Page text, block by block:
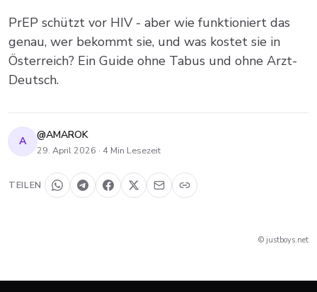
PrEP schützt vor HIV - aber wie funktioniert das
genau, wer bekommt sie, und was kostet sie in
Österreich? Ein Guide ohne Tabus und ohne Arzt-
Deutsch.
A @AMAROK
29. April 2026 · 4 Min Lesezeit
TEILEN
© justboys.net